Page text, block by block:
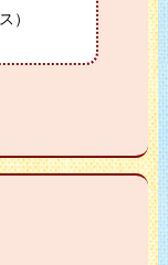
）